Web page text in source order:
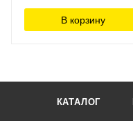
В корзину
КАТАЛОГ